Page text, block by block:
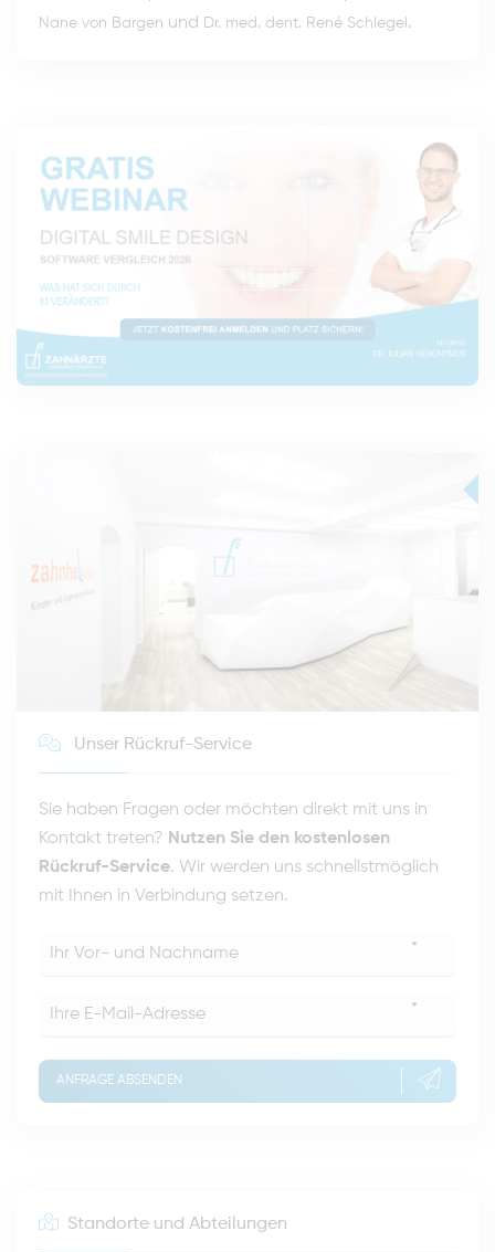
Nane von Bargen und Dr. med. dent. René Schlegel .
Unser Rückruf-Service
Sie haben Fragen oder möchten direkt mit uns in
Kontakt treten? Nutzen Sie den kostenlosen
Rückruf-Service. Wir werden uns schnellstmöglich
mit Ihnen in Verbindung setzen.
*
*
ANFRAGE ABSENDEN
Standorte und Abteilungen